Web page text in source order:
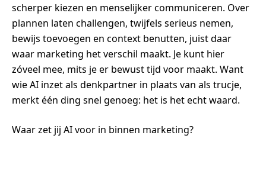
scherper kiezen en menselijker communiceren. Over
plannen laten challengen, twijfels serieus nemen,
bewijs toevoegen en context benutten, juist daar
waar marketing het verschil maakt. Je kunt hier
zóveel mee, mits je er bewust tijd voor maakt. Want
wie AI inzet als denkpartner in plaats van als trucje,
merkt één ding snel genoeg: het is het echt waard.
Waar zet jij AI voor in binnen marketing?